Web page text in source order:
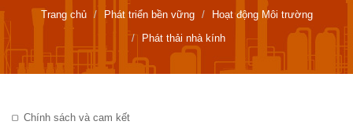
Trang chủ Phát triển bền vững
Hoạt động Môi trường
Phát thải nhà kính
Chính sách và cam kết